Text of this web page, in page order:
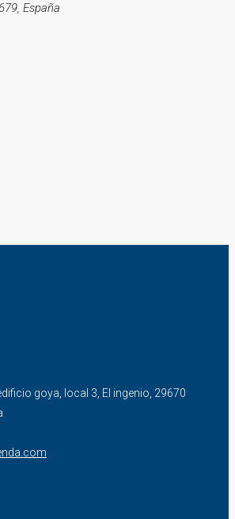
España
goya, local 3, El ingenio, 29670